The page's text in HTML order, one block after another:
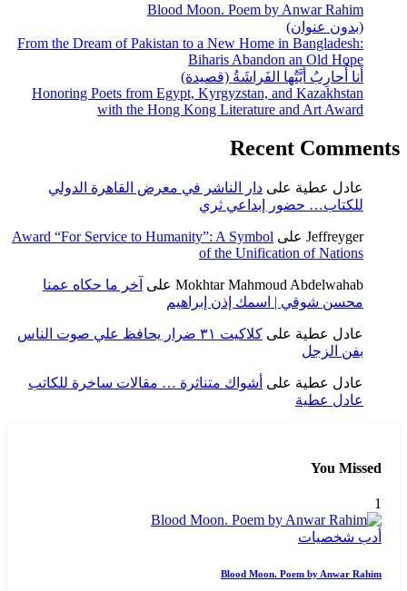
Blood Moon. Poem by Anwar Rahim
(بدون عنوان)
From the Dream of Pakistan to a New Home in Bangladesh:
Biharis Abandon an Old Hope
أَنا أُحارِبُ أَيَّتُها الفَراشَةُ (قصيدة)
Honoring Poets from Egypt, Kyrgyzstan, and Kazakhstan
with the Hong Kong Literature and Art Award
Recent Comments
عادل عطية على دار الناشر في معرض القاهرة الدولي
للكتاب… حضور إبداعي ثري
Jeffreyger على Award “For Service to Humanity”: A Symbol
of the Unification of Nations
Mokhtar Mahmoud Abdelwahab على آخر ما حكاه عمنا
محسن شوقي | اسمك إذن إبراهيم
عادل عطية على
كلاكيت ٣١ ضرار يحافظ علي صوت الناس
بفن الزجل
عادل عطية على أشواك متناثرة … مقالات ساخرة للكاتب
عادل عطية
You Missed
1
أدب شخصيات
Blood Moon. Poem by Anwar Rahim